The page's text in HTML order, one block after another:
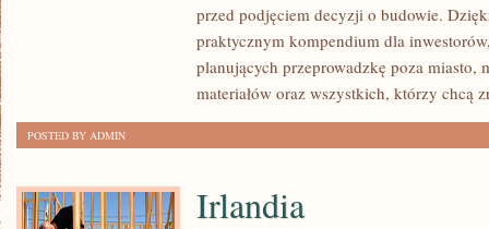
FORMALNOŚCIprzed podjęciem decyzji o budowie.
praktycznym kompendium dla
planujących przeprowadzkę poza miasto,
materiałów oraz wszystkich, którzy chcą
POSTED BY ADMIN
Irlandia